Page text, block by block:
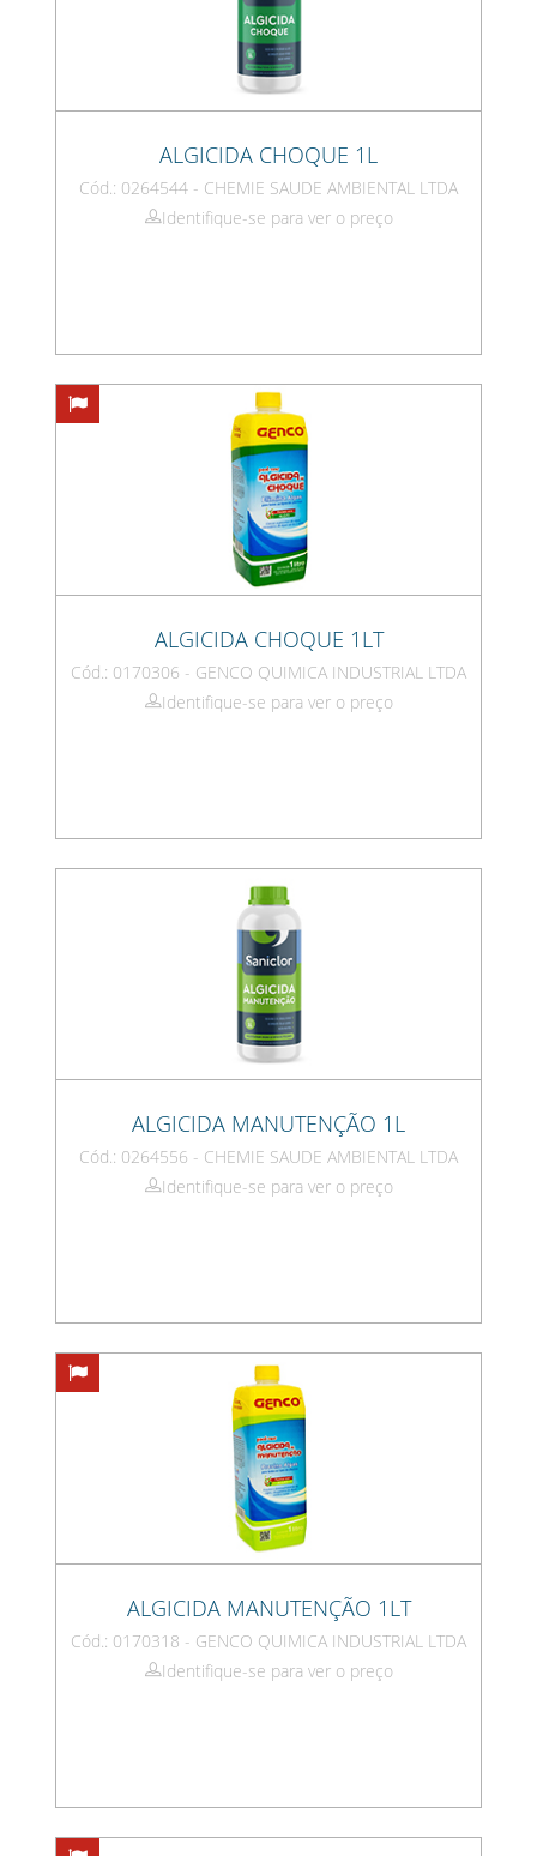
ALGICIDA CHOQUE 1L
Cód.: 0264544 - CHEMIE SAUDE AMBIENTAL LTDA
Identifique-se para ver o preço
ALGICIDA CHOQUE 1LT
Cód.: 0170306 - GENCO QUIMICA INDUSTRIAL LTDA
Identifique-se para ver o preço
ALGICIDA MANUTENÇÃO 1L
Cód.: 0264556 - CHEMIE SAUDE AMBIENTAL LTDA
Identifique-se para ver o preço
ALGICIDA MANUTENÇÃO 1LT
Cód.: 0170318 - GENCO QUIMICA INDUSTRIAL LTDA
Identifique-se para ver o preço